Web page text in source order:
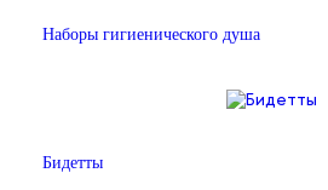
Наборы гигиенического душа
Бидетты